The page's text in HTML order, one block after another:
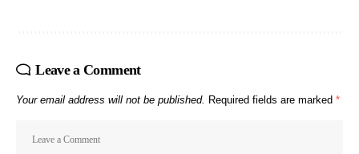
Leave a Comment
Your email address will not be published. Required fields are marked *